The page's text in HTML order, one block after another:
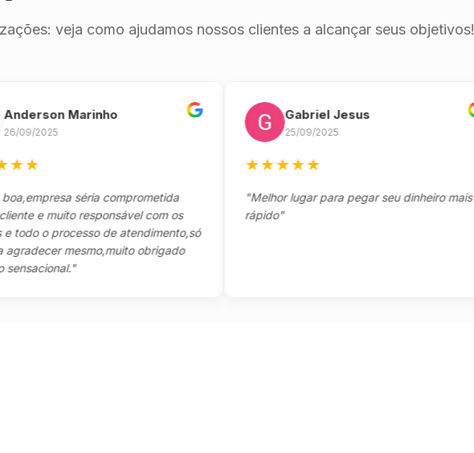
veja como ajudamos nossos clientes a alcançar seus objetivos!
Marinho
2025
séria comprometida
e muito responsável com os
o processo de atendimento,só
mesmo,muito obrigado
Gabriel Jesus
25/09/2025
★★★
"Melhor lugar para pegar seu dinheiro mais
rápido"